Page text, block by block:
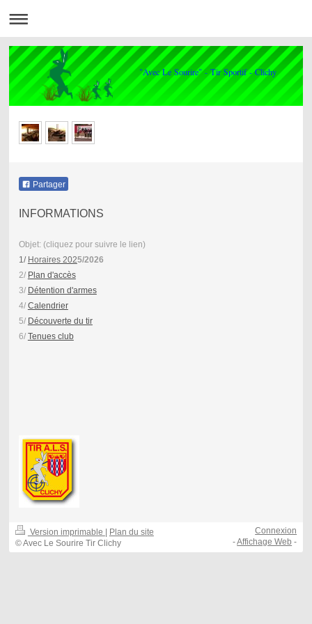
"Avec Le Sourire" - Tir Sportif - Clichy
Partager
INFORMATIONS
Objet: (cliquez pour suivre le lien)
1/ Horaires 2025/2026
2/ Plan d'accès
3/ Détention d'armes
4/ Calendrier
5/ Découverte du tir
6/ Tenues club
Version imprimable
Plan du site
© Avec Le Sourire Tir Clichy
Connexion
-Affichage Web -